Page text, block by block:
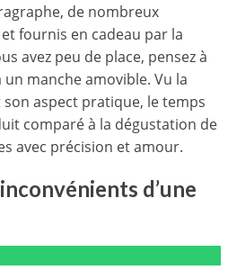
de nombreux
fournis en cadeau par la
avez peu de place, pensez à
manche amovible. Vu la
aspect pratique, le temps
comparé à la dégustation de
avec précision et amour.
d’une